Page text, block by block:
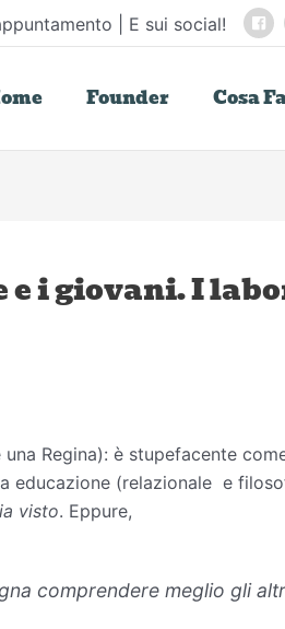
| E sui social!
Founder Cosa
e i giovani. I
Regina): è stupefacente
educazione (relazionale e
visto. Eppure,
comprendere meglio gli